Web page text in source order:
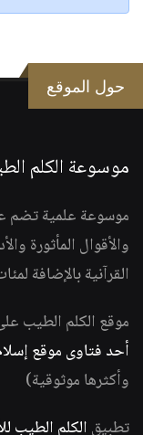
حول الموقع
موسوعة الكلم
موسوعة علمية تضم
والأقوال المأثورة
القرآنية بالإضافة
موقع الكلم الطيب
أحد فتاوى موقع
وأكثرها موثوقية)
تطبيق الكلم الطيب